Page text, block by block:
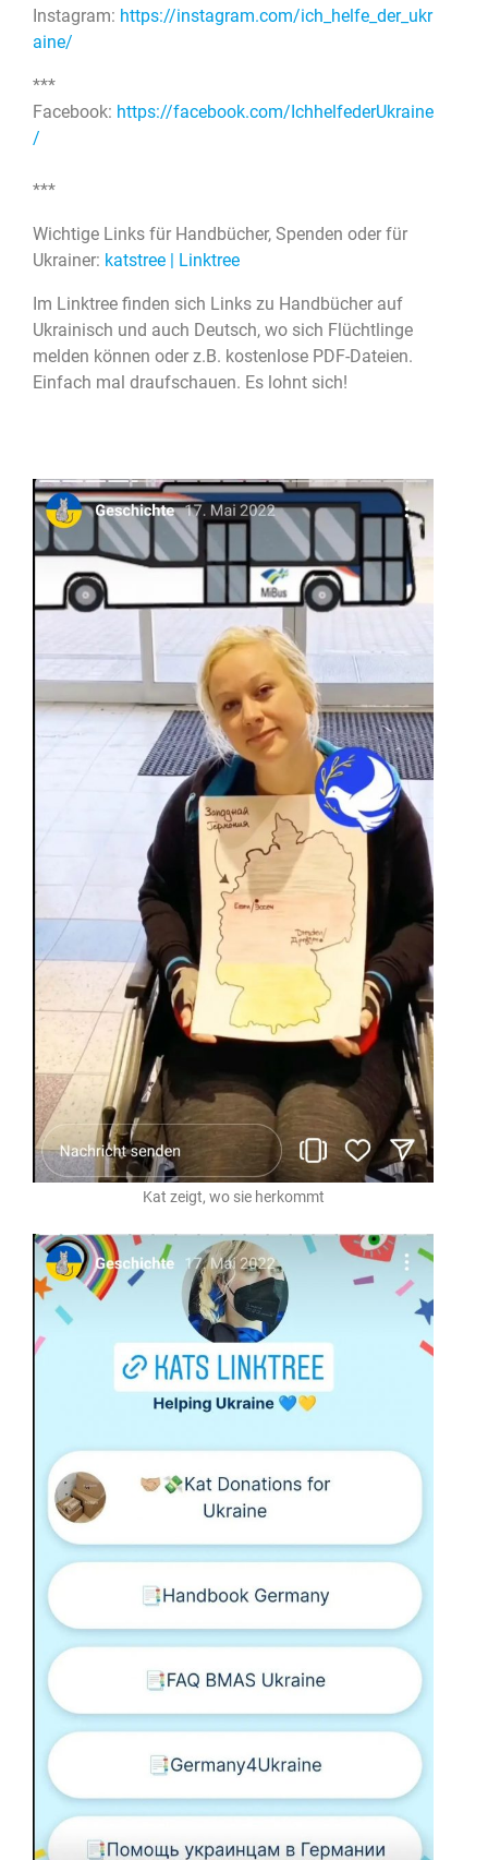
Instagram: https://instagram.com/ich_helfe_der_ukr
aine/
***
Facebook: https://facebook.com/IchhelfederUkraine
/
***
Wichtige Links für Handbücher, Spenden oder für
Ukrainer: katstree | Linktree
Im Linktree finden sich Links zu Handbücher auf
Ukrainisch und auch Deutsch, wo sich Flüchtlinge
melden können oder z.B. kostenlose PDF-Dateien.
Einfach mal draufschauen. Es lohnt sich!
Kat zeigt, wo sie herkommt